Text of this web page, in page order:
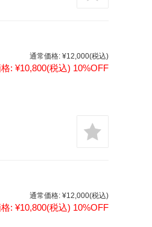
通常価格: ¥12,000(税込)
: ¥10,800(税込) 10%OFF
通常価格: ¥12,000(税込)
: ¥10,800(税込) 10%OFF